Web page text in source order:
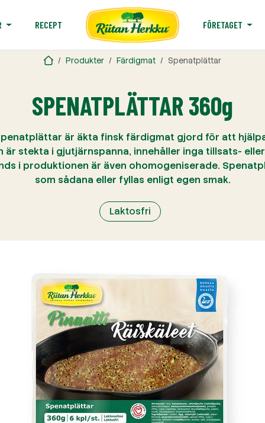
RECEPT FÖRETAGET
Produkter Färdigmat Spenatplättar
SPENATPLÄTTAR 360g
är äkta finsk färdigmat gjord för att
är stekta i gjutjärnspanna, innehåller inga tillsats-
i produktionen är även ohomogeniserade.
som sådana eller fyllas enligt egen smak.
Laktosfri